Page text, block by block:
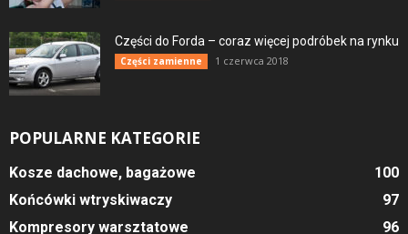
Części do Forda – coraz więcej podróbek na rynku
Części zamienne 1 czerwca 2018
POPULARNE KATEGORIE
Kosze dachowe, bagażowe
100
Końcówki wtryskiwaczy
97
Kompresory warsztatowe
96